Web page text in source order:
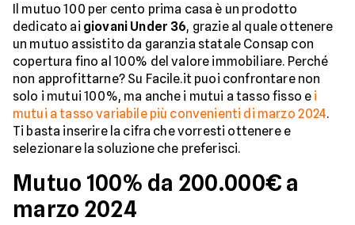
Il mutuo 100 per cento prima casa è un prodotto
dedicato ai giovani Under 36, grazie al quale ottenere
un mutuo assistito da garanzia statale Consap con
copertura fino al 100% del valore immobiliare. Perché
non approfittarne? Su Facile.it puoi confrontare non
solo i mutui 100%, ma anche i mutui a tasso fisso e i
mutui a tasso variabile più convenienti di marzo 2024.
Ti basta inserire la cifra che vorresti ottenere e
selezionare la soluzione che preferisci.
Mutuo 100% da 200.000€ a
marzo 2024